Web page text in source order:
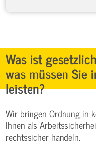
Was ist
was müssen Sie
leisten?
Wir bringen Ordnung in
Ihnen als
rechtssicher handeln.